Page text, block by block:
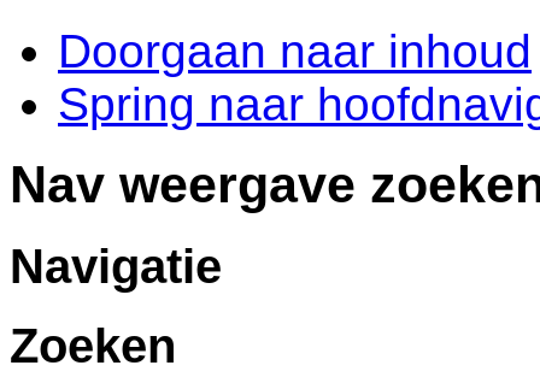
Doorgaan naar inhoud
Spring naar
Nav weergave
Navigatie
Zoeken